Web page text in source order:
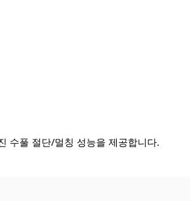
수풀 절단/멀칭 성능을 제공합니다.